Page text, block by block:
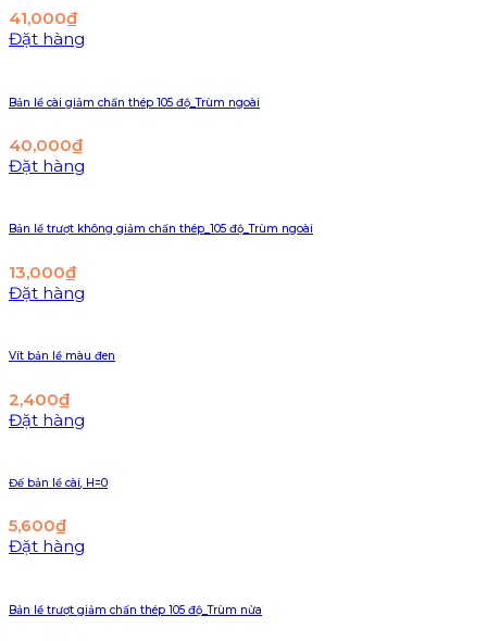
41,000₫
Đặt hàng
Bản lề cài giảm chấn thép 105 độ_Trùm ngoài
40,000₫
Đặt hàng
Bản lề trượt không giảm chấn thép_105 độ_Trùm ngoài
13,000₫
Đặt hàng
Vít bản lề màu đen
2,400₫
Đặt hàng
Đế bản lề cài, H=0
5,600₫
Đặt hàng
Bản lề trượt giảm chấn thép 105 độ_Trùm nửa